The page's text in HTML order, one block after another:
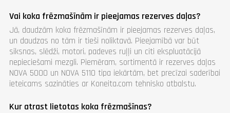
Vai koka frēzmašīnām ir pieejamas rezerves daļas?
Jā, daudzām koka frēzmašīnām ir pieejamas rezerves daļas,
un daudzas no tām ir tieši noliktavā. Pieejamībā var būt
siksnas, slēdži, motori, padeves ruļļi un citi ekspluatācijā
nepieciešami mezgli. Piemēram, sortimentā ir rezerves daļas
NOVA 5000 un NOVA 5110 tipa iekārtām, bet precīzai saderībai
ieteicams sazināties ar Koneita.com tehnisko atbalstu.
Kur atrast lietotas koka frēzmašīnas?